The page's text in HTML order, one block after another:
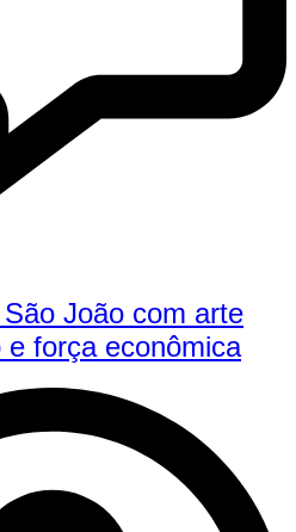
João com arte
força econômica